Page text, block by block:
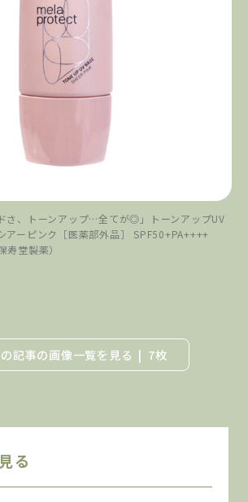
さ、トーンアップ…全てが◎」トーンアップUV
アーピンク［医薬部外品］ SPF50+PA++++
堂製薬）
記事の画像一覧を見る 7枚
る